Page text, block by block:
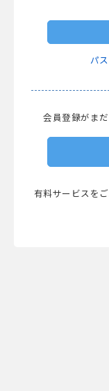
パ
会員登録がま
有料サービスを